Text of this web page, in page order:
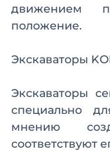
движением
положение.
Экскаваторы
Экскаваторы
специально
мнению
соответствуют